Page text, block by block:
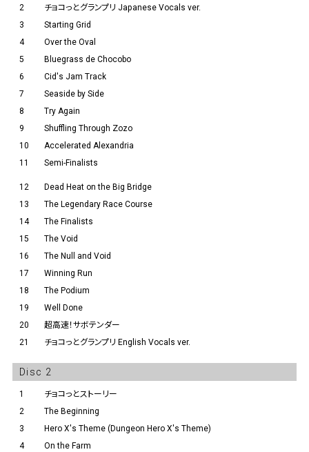
2
チョコっとグランプリ Japanese Vocals ver.
3
Starting Grid
4
Over the Oval
5
Bluegrass de Chocobo
6
Cid's Jam Track
7
Seaside by Side
8
Try Again
9
Shuffling Through Zozo
10
Accelerated Alexandria
11
Semi-Finalists
12
Dead Heat on the Big Bridge
13
The Legendary Race Course
14
The Finalists
15
The Void
16
The Null and Void
17
Winning Run
18
The Podium
19
Well Done
20
超高速！サボテンダー
21
チョコっとグランプリ English Vocals ver.
Disc 2
1
チョコっとストーリー
2
The Beginning
3
Hero X's Theme (Dungeon Hero X's Theme)
4
On the Farm